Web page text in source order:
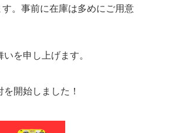
。事前に在庫は多めにご用意
を申し上げます。
を開始しました！